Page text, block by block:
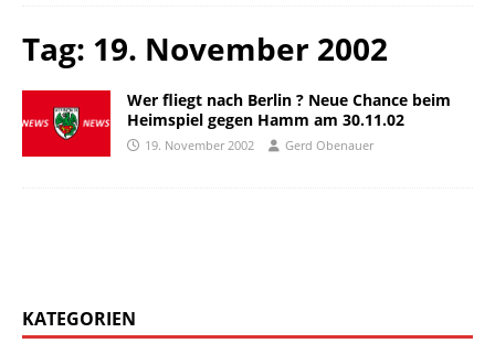
Tag: 19. November 2002
Wer fliegt nach Berlin ? Neue Chance beim
Heimspiel gegen Hamm am 30.11.02
19. November 2002 Gerd Obenauer
KATEGORIEN